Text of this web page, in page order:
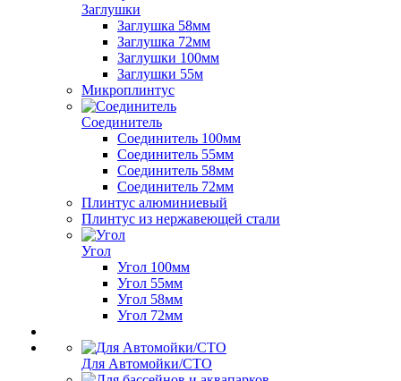
Заглушки
Заглушка 58мм
Заглушка 72мм
Заглушки 100мм
Заглушки 55м
Микроплинтус
Соединитель
Соединитель 100мм
Соединитель 55мм
Соединитель 58мм
Соединитель 72мм
Плинтус алюминиевый
Плинтус из нержавеющей стали
Угол
Угол 100мм
Угол 55мм
Угол 58мм
Угол 72мм
Для Автомойки/СТО